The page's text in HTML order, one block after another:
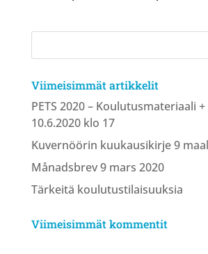
Viimeisimmät artikkelit
PETS 2020 – Koulutusmateriaali
10.6.2020 klo 17
Kuvernöörin kuukausikirje 9
Månadsbrev 9 mars 2020
Tärkeitä koulutustilaisuuksia
Viimeisimmät kommentit